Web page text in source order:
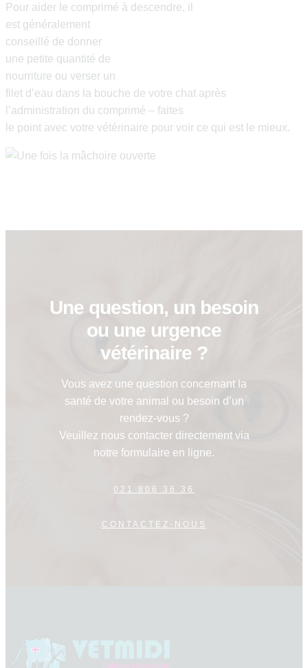
Pour aider le comprimé à descendre, il
est généralement
conseillé de donner
une petite quantité de
nourriture ou verser un
filet d’eau dans la bouche de votre chat après
l’administration du comprimé – faites
le point avec votre vétérinaire pour voir ce qui est le mieux.
Une question, un besoin
ou une urgence
vétérinaire ?
Vous avez une question concernant la
santé de votre animal ou besoin d’un
rendez-vous ?
Veuillez nous contacter directement via
notre formulaire en ligne.
021 806 36 36
CONTACTEZ-NOUS